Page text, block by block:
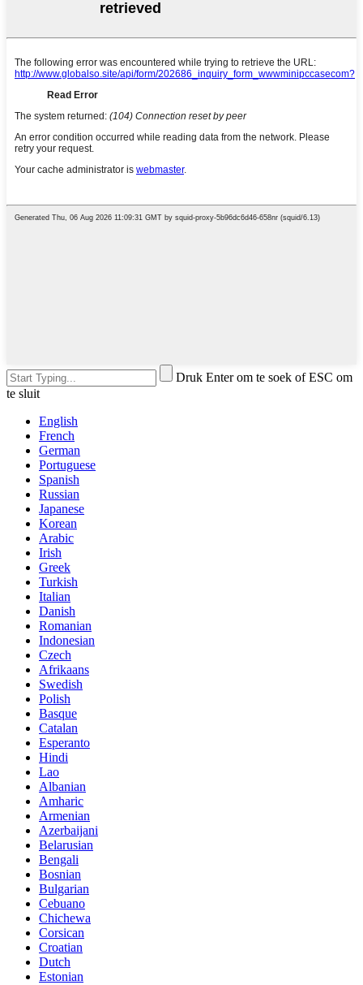
Druk Enter om te soek of ESC om
te sluit
English
French
German
Portuguese
Spanish
Russian
Japanese
Korean
Arabic
Irish
Greek
Turkish
Italian
Danish
Romanian
Indonesian
Czech
Afrikaans
Swedish
Polish
Basque
Catalan
Esperanto
Hindi
Lao
Albanian
Amharic
Armenian
Azerbaijani
Belarusian
Bengali
Bosnian
Bulgarian
Cebuano
Chichewa
Corsican
Croatian
Dutch
Estonian